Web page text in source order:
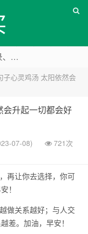
本站后续将专注心情说说、经典语录、心情随笔等
子心灵鸡汤 太阳依然会
升起一切都会好
07-08)
721次
再让你去选择，你可
！
做关系越好；与人交
差。加油，早安！